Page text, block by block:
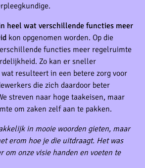
heel wat verschillende functies meer
kon opgenomen worden. Op die
functies meer regelruimte
Zo kan er sneller
resulteert in een betere zorg voor
die zich daardoor beter
streven naar hoge taakeisen, maar
om zaken zelf aan te pakken.
in mooie woorden gieten, maar
erom hoe je die uitdraagt. Het was
om onze visie handen en voeten te